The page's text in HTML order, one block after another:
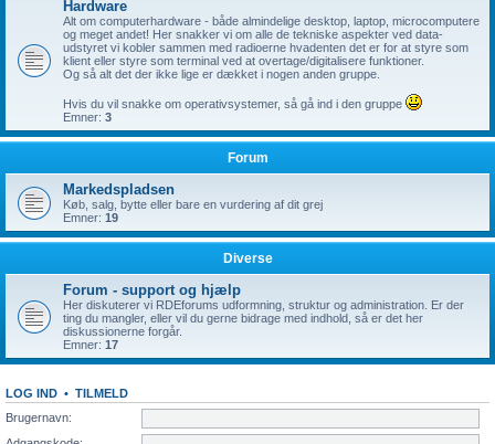
Hardware
Alt om computerhardware - både almindelige desktop, laptop, microcomputere
og meget andet! Her snakker vi om alle de tekniske aspekter ved data-
udstyret vi kobler sammen med radioerne hvadenten det er for at styre som
klient eller styre som terminal ved at overtage/digitalisere funktioner.
Og så alt det der ikke lige er dækket i nogen anden gruppe.
Hvis du vil snakke om operativsystemer, så gå ind i den gruppe
Emner: 3
Forum
Markedspladsen
Køb, salg, bytte eller bare en vurdering af dit grej
Emner: 19
Diverse
Forum - support og hjælp
Her diskuterer vi RDEforums udformning, struktur og administration. Er der
ting du mangler, eller vil du gerne bidrage med indhold, så er det her
diskussionerne forgår.
Emner: 17
LOG IND • TILMELD
Brugernavn: